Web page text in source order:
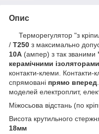
Опис
Терморегулятор "з
/ T250 з максимально
10А (ампер) з так званими
керамічними ізоляторами
контакти-клеми.
спрямовані прямо вперед
моделей електроплит,
Міжосьова відстань (по
Висота крутильного
18мм